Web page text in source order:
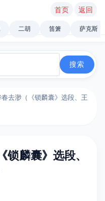
首页 返回
二胡 笛箫 萨克斯
去渺（《锁麟囊》选段、王
麟囊》选段、